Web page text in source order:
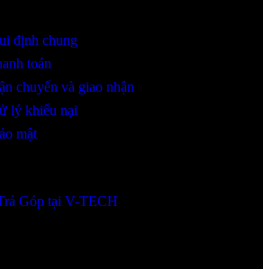
định chung
toán
chuyển và giao nhận
lý khiếu nại
mật
Góp tại V-TECH